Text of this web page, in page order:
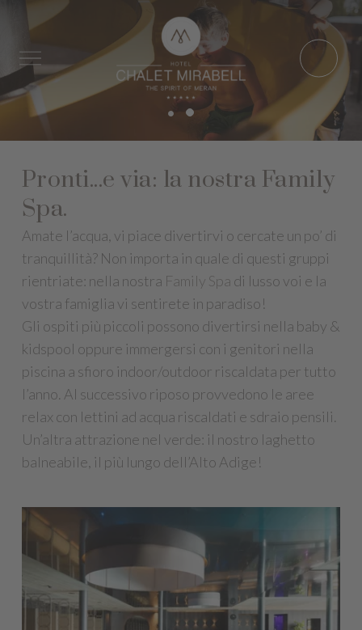
Pronti...e via: la nostra Family
Spa.
Amate l’acqua, vi piace divertirvi o cercate un po’ di
tranquillità? Non importa in quale di questi gruppi
rientriate: nella nostra Family Spa di lusso voi e la
vostra famiglia vi sentirete in paradiso!
Gli ospiti più piccoli possono divertirsi nella baby &
kidspool oppure immergersi con i genitori nella
piscina a sfioro indoor/outdoor riscaldata per tutto
l’anno. Al successivo riposo provvedono le aree
relax con lettini ad acqua riscaldati e sdraio pensili.
Un’altra attrazione nel verde: il nostro laghetto
balneabile, il più lungo dell’Alto Adige!